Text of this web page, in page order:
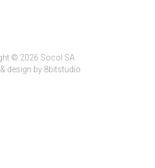
© 2026 Socol SA
design by 8bitstudio